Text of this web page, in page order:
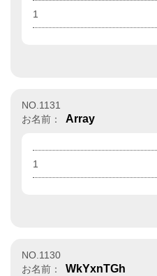
1
NO.1131
お名前：
Array
1
NO.1130
お名前：
WkYxnTGh